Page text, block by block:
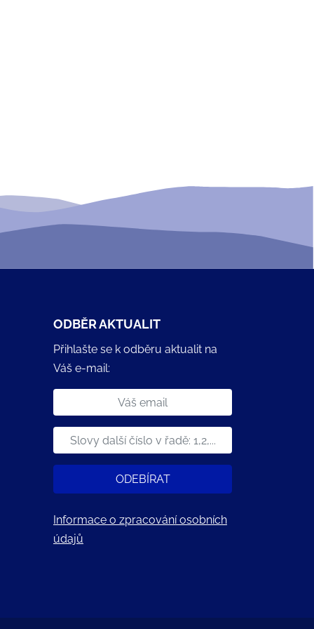
ODBĚR AKTUALIT
Přihlašte se k odběru aktualit na
Váš e-mail:
ODEBÍRAT
Informace o zpracování osobních
údajů